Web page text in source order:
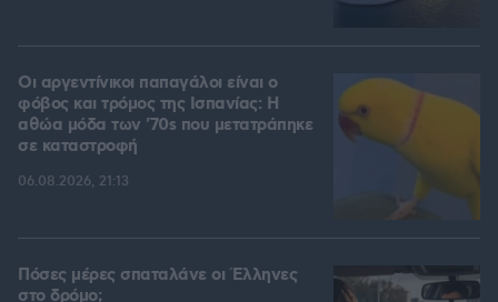
Οι αργεντίνικοι παπαγάλοι είναι ο
φόβος και τρόμος της Ισπανίας: Η
αθώα μόδα των '70s που μετατράπηκε
σε καταστροφή
06.08.2026, 21:13
Πόσες μέρες σπαταλάνε οι Έλληνες
στο δρόμο;